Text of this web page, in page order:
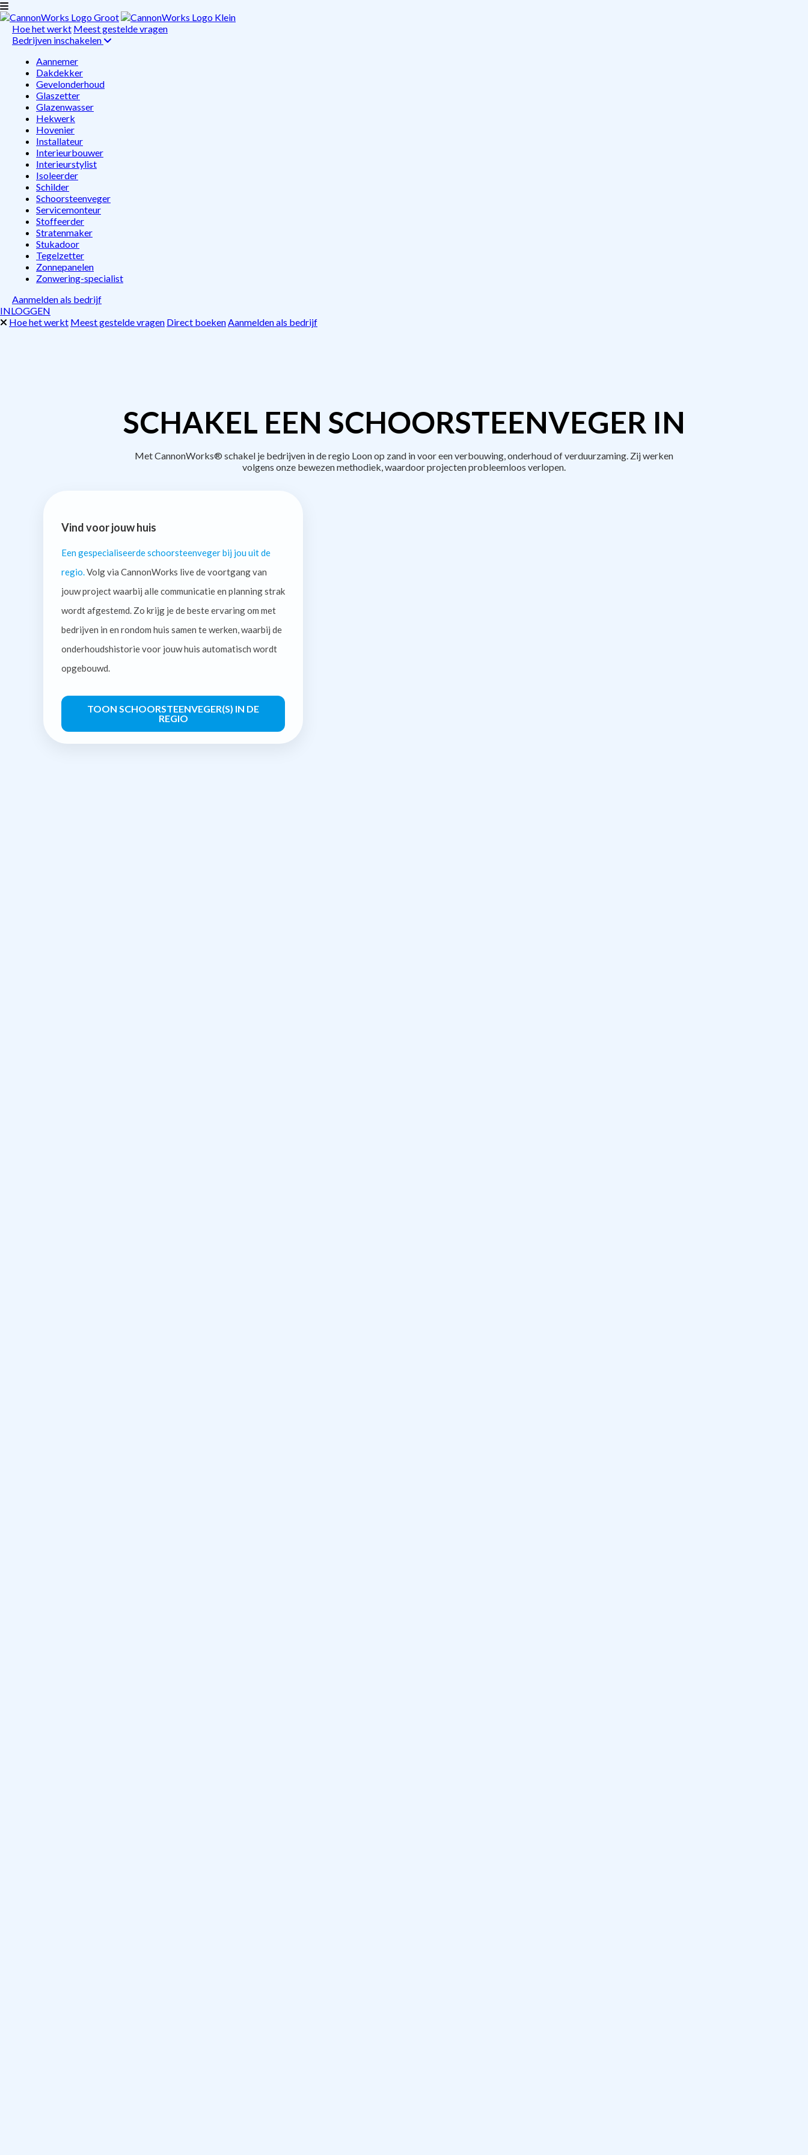
Hoe het werkt Meest gestelde vragen
Bedrijven inschakelen
Aannemer
Dakdekker
Gevelonderhoud
Glaszetter
Glazenwasser
Hekwerk
Hovenier
Installateur
Interieurbouwer
Interieurstylist
Isoleerder
Schilder
Schoorsteenveger
Servicemonteur
Stoffeerder
Stratenmaker
Stukadoor
Tegelzetter
Zonnepanelen
Zonwering-specialist
Aanmelden als bedrijf
INLOGGEN
Hoe het werkt Meest gestelde vragen Direct boekenAanmelden als bedrijf
SCHAKEL EEN SCHOORSTEENVEGER IN
Met CannonWorks® schakel je bedrijven in de regio Loon op zand in voor een verbouwing, onderhoud of verduurzaming. Zij werken
volgens onze bewezen methodiek, waardoor projecten probleemloos verlopen.
Vind voor jouw huis
Een gespecialiseerde schoorsteenveger bij jou uit de
regio. Volg via CannonWorks live de voortgang van
jouw project waarbij alle communicatie en planning strak
wordt afgestemd. Zo krijg je de beste ervaring om met
bedrijven in en rondom huis samen te werken, waarbij de
onderhoudshistorie voor jouw huis automatisch wordt
opgebouwd.
TOON SCHOORSTEENVEGER(S) IN DE
REGIO